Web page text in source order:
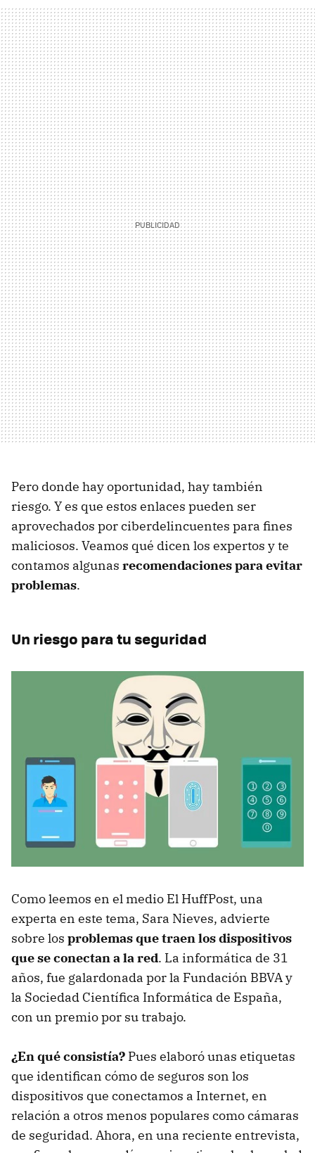
Pero donde hay oportunidad, hay también
riesgo. Y es que estos enlaces pueden ser
aprovechados por ciberdelincuentes para fines
maliciosos. Veamos qué dicen los expertos y te
contamos algunas recomendaciones para evitar
problemas.
Un riesgo para tu seguridad
Como leemos en el medio El HuffPost, una
experta en este tema, Sara Nieves, advierte
sobre los problemas que traen los dispositivos
que se conectan a la red. La informática de 31
años, fue galardonada por la Fundación BBVA y
la Sociedad Científica Informática de España,
con un premio por su trabajo.
¿En qué consistía? Pues elaboró unas etiquetas
que identifican cómo de seguros son los
dispositivos que conectamos a Internet, en
relación a otros menos populares como cámaras
de seguridad. Ahora, en una reciente entrevista,